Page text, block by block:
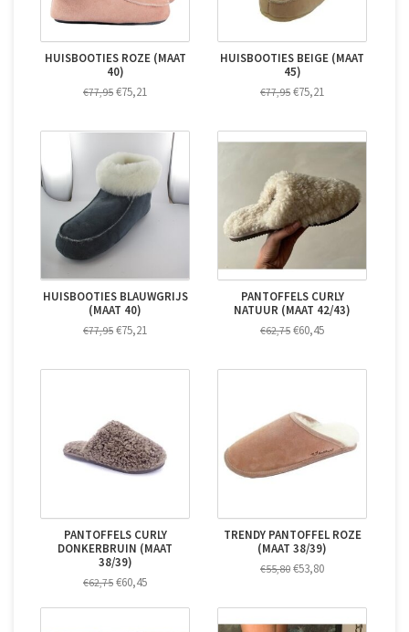
HUISBOOTIES ROZE (MAAT
40)
€77,95 €75,21
HUISBOOTIES BEIGE (MAAT
45)
€77,95 €75,21
HUISBOOTIES BLAUWGRIJS
(MAAT 40)
€77,95 €75,21
PANTOFFELS CURLY
NATUUR (MAAT 42/43)
€62,75 €60,45
PANTOFFELS CURLY
DONKERBRUIN (MAAT
38/39)
€62,75 €60,45
TRENDY PANTOFFEL ROZE
(MAAT 38/39)
€55,80 €53,80